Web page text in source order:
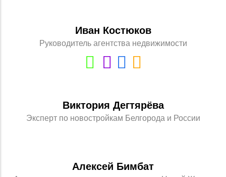
Иван Костюков
Руководитель агентства недвижимости
Виктория Дегтярёва
Эксперт по новостройкам Белгорода и России
Алексей Бимбат